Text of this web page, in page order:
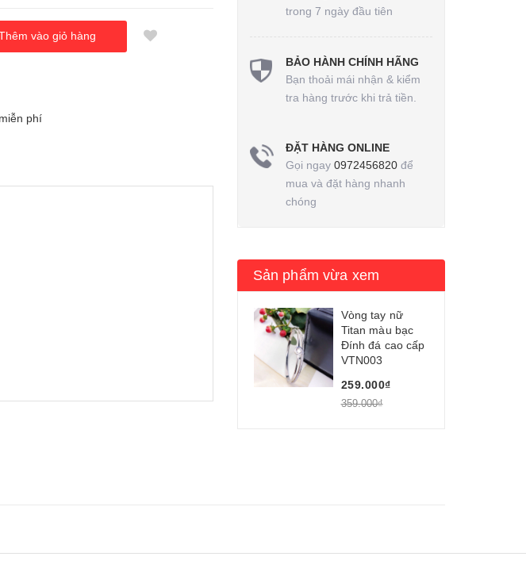
vào giỏ hàng
phí
trong 7 ngày đầu tiên
BẢO HÀNH CHÍNH HÃNG
Bạn thoải mái nhận & kiểm
tra hàng trước khi trả tiền.
ĐẶT HÀNG ONLINE
Gọi ngay 0972456820để
mua và đặt hàng nhanh
chóng
Sản phẩm vừa xem
Vòng tay nữ
Titan màu bạc
Đính đá cao cấp
VTN003
259.000₫
359.000₫